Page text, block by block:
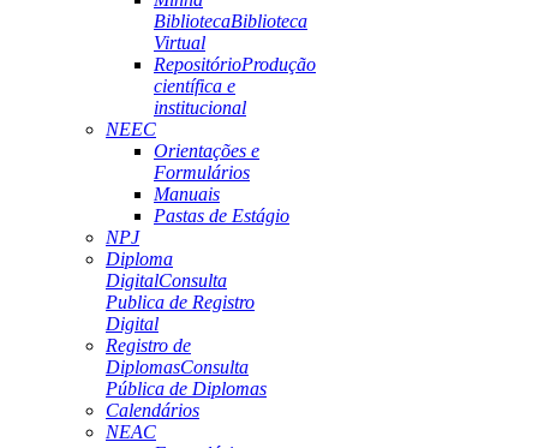
BibliotecaBiblioteca
Virtual
RepositórioProdução
científica e
institucional
NEEC
Orientações e
Formulários
Manuais
Pastas de Estágio
NPJ
Diploma
DigitalConsulta
Publica de Registro
Digital
Registro de
DiplomasConsulta
Pública de Diplomas
Calendários
NEAC